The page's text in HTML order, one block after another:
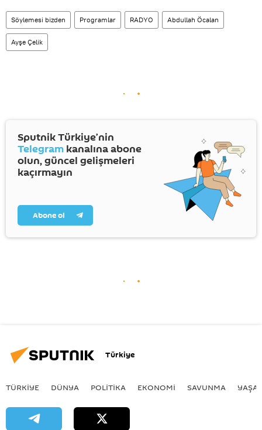
Söylemesi bizden Programlar RADYO Abdullah Öcalan
Ayşe Çelik
Sputnik Türkiye’nin
Telegram kanalına abone
olun, güncel gelişmeleri
kaçırmayın
Abone ol
Türkiye
TÜRKIYE DÜNYA POLİTİKA EKONOMİ SAVUNMA